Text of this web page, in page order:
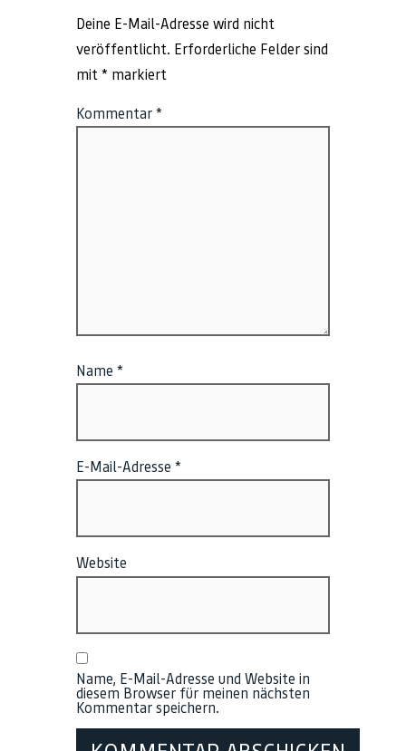
Deine E-Mail-Adresse wird nicht
veröffentlicht. Erforderliche Felder sind
mit * markiert
Kommentar *
Name *
E-Mail-Adresse *
Website
Name, E-Mail-Adresse und Website in
diesem Browser für meinen nächsten
Kommentar speichern.